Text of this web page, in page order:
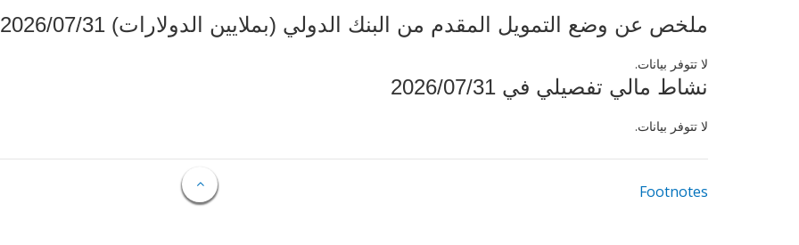
ملخص عن وضع التمويل المقدم من البنك الدولي (بملايين الدولارات) 2026/07/31
لا تتوفر بيانات.
نشاط مالي تفصيلي في 2026/07/31
لا تتوفر بيانات.
Footnotes